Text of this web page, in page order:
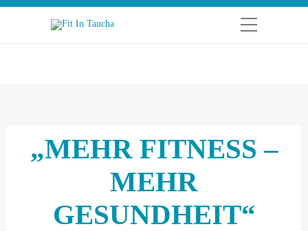
„MEHR FITNESS –
MEHR
GESUNDHEIT“